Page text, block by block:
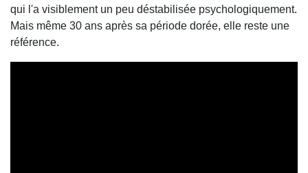
qui l'a visiblement un peu déstabilisée psychologiquement.
Mais même 30 ans après sa période dorée, elle reste une
référence.